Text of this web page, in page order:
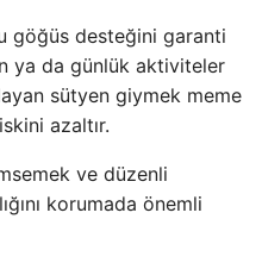
göğüs desteğini garanti
ya da günlük aktiviteler
sütyen giymek meme
azaltır.
ve düzenli
korumada önemli